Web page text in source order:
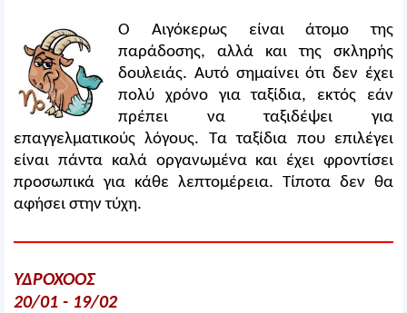
Ο Αιγόκερως είναι άτομο της
παράδοσης, αλλά και της σκληρής
δουλειάς. Αυτό σημαίνει ότι δεν έχει
πολύ χρόνο για ταξίδια, εκτός εάν
πρέπει να ταξιδέψει για
επαγγελματικούς λόγους. Τα ταξίδια που επιλέγει
είναι πάντα καλά οργανωμένα και έχει φροντίσει
προσωπικά για κάθε λεπτομέρεια. Τίποτα δεν θα
αφήσει στην τύχη.
ΥΔΡΟΧΟΟΣ
20/01 - 19/02